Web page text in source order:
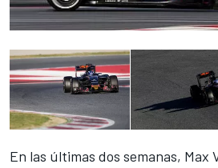
En las últimas dos semanas, Max